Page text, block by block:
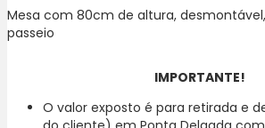
Puxadores,
Kit
festa
Mesa com 80cm de altura,
passeio
IMPORTANTE!
O valor exposto é para retirada e